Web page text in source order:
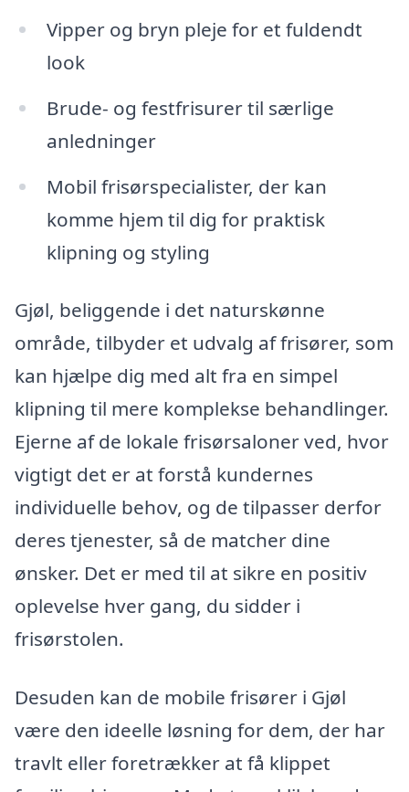
Vipper og bryn pleje for et fuldendt
look
Brude- og festfrisurer til særlige
anledninger
Mobil frisørspecialister, der kan
komme hjem til dig for praktisk
klipning og styling
Gjøl, beliggende i det naturskønne
område, tilbyder et udvalg af frisører, som
kan hjælpe dig med alt fra en simpel
klipning til mere komplekse behandlinger.
Ejerne af de lokale frisørsaloner ved, hvor
vigtigt det er at forstå kundernes
individuelle behov, og de tilpasser derfor
deres tjenester, så de matcher dine
ønsker. Det er med til at sikre en positiv
oplevelse hver gang, du sidder i
frisørstolen.
Desuden kan de mobile frisører i Gjøl
være den ideelle løsning for dem, der har
travlt eller foretrækker at få klippet